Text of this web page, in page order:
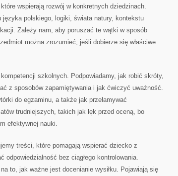
wspierają rozwój w konkretnych dziedzinach.
polskiego, logiki, świata natury, kontekstu
Zależy nam, aby poruszać te wątki w sposób
można zrozumieć, jeśli dobierze się właściwe
szkolnych. Podpowiadamy, jak robić skróty,
z sposobów zapamiętywania i jak ćwiczyć uważność.
do egzaminu, a także jak przełamywać
trudniejszych, takich jak lęk przed oceną, bo
efektywnej nauki.
treści, które pomagają wspierać dziecko z
odpowiedzialność bez ciągłego kontrolowania.
to, jak ważne jest docenianie wysiłku. Pojawiają się